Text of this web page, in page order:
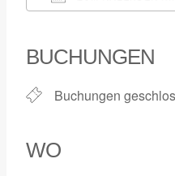
BUCHUNGEN
Buchungen
WO